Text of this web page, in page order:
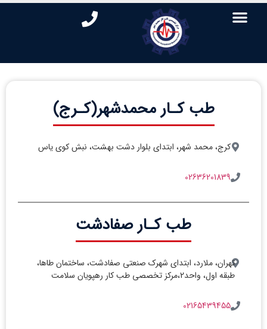
طب کـار محمدشهر(کـرج)
کرج، محمد شهر، ابتدای بلوار دشت بهشت، نبش کوی یاس
02636201839
طب کـار صفادشت
تهران، ملارد، ابتدای شهرک صنعتی صفادشت، ساختمان طاها،
طبقه اول، واحد2،مرکز تخصصی طب کار رهپویان سلامت
02165439455